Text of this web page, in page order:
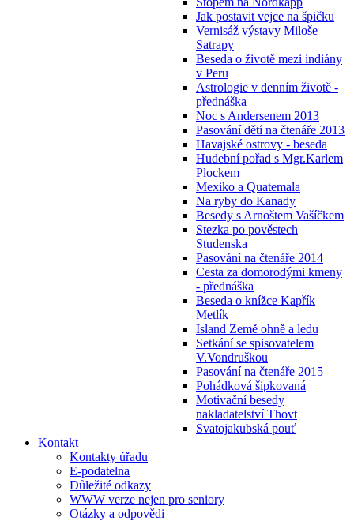
Jak postavit vejce na špičku
Vernisáž výstavy Miloše
Satrapy
Beseda o životě mezi indiány
v Peru
Astrologie v denním životě -
přednáška
Noc s Andersenem 2013
Pasování dětí na čtenáře 2013
Havajské ostrovy - beseda
Hudební pořad s Mgr.Karlem
Plockem
Mexiko a Quatemala
Na ryby do Kanady
Besedy s Arnoštem Vašíčkem
Stezka po pověstech
Studenska
Pasování na čtenáře 2014
Cesta za domorodými kmeny
- přednáška
Beseda o knížce Kapřík
Metlík
Island Země ohně a ledu
Setkání se spisovatelem
V.Vondruškou
Pasování na čtenáře 2015
Pohádková šipkovaná
Motivační besedy
nakladatelství Thovt
Svatojakubská pouť
Kontakt
Kontakty úřadu
E-podatelna
Důležité odkazy
WWW verze nejen pro seniory
Otázky a odpovědi